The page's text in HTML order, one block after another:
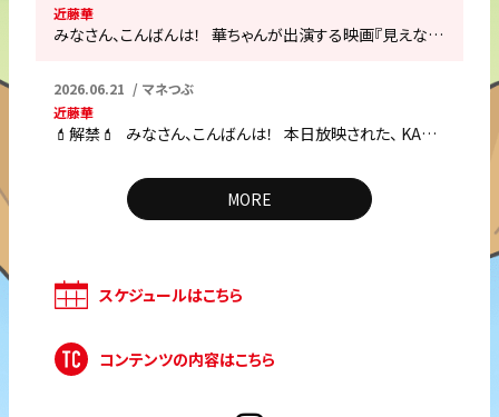
近藤華
みなさん、こんばんは！ 華ちゃんが出演する映画『見えな…
2026.06.21
マネつぶ
近藤華
💄解禁💄 みなさん、こんばんは！ 本日放映された、 KA…
MORE
スケジュールはこちら
コンテンツの内容はこちら